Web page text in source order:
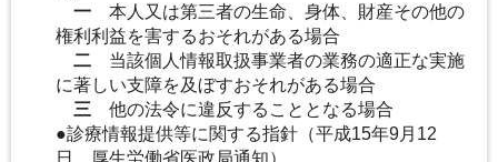
一 本人又は第三者の生命、身体、財産その他の
権利利益を害するおそれがある場合
二 当該個人情報取扱事業者の業務の適正な実施
に著しい支障を及ぼすおそれがある場合
三 他の法令に違反することとなる場合
●診療情報提供等に関する指針（平成15年9月12
日 厚生労働省医政局通知）